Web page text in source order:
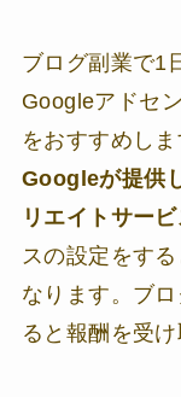
ブログ副業で1
Googleアドセ
をおすすめし
Googleが提供
リエイトサービ
スの設定をす
なります。ブ
ると報酬を受け